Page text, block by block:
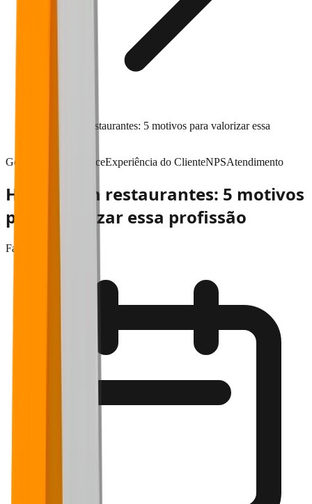
Hostess em restaurantes: 5 motivos para valorizar essa
Gestão & performanceExperiência do ClienteNPSAtendimento
Hostess em restaurantes: 5 motivos
para valorizar essa profissão
Falaê